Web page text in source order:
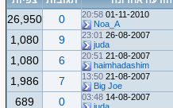
01-11-2010
20:58
Noa_A
0
26,950
26-08-2007
23:01
juda
9
1,080
21-08-2007
20:51
haimhadashim
6
1,080
21-08-2007
13:50
Big Joe
7
1,986
14-08-2007
03:48
0
689